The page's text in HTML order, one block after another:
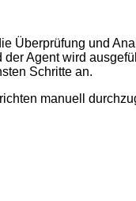
Überprüfung und
Agent wird
Schritte an.
manuell